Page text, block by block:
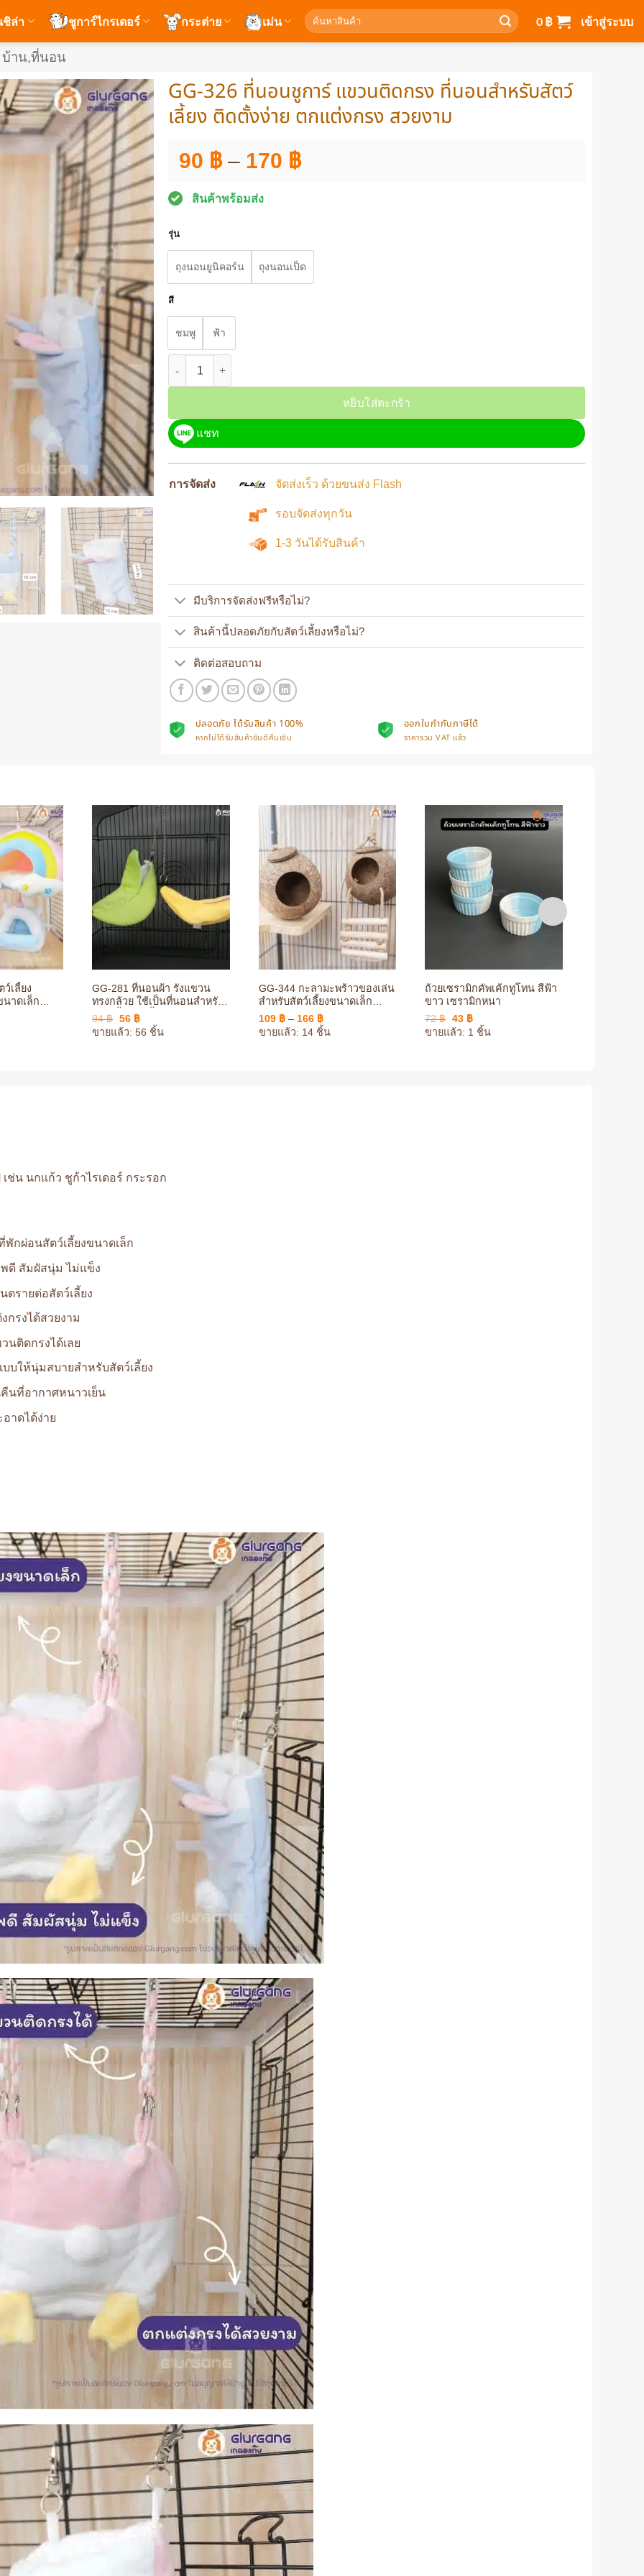
ล่า ชูการ์ไกรเดอร์ กระต่าย เม่น ค้นหา: 0 ฿ เข้าสู่ระบบ
บ้าน,ที่นอน
GG-326 ที่นอนชูการ์ แขวนติดกรง ที่นอนสำหรับสัตว์
เลี้ยง ติดตั้งง่าย ตกแต่งกรง สวยงาม
90 ฿ – 170 ฿Price
170 ฿
สินค้าพร้อมส่ง
รุ่น
ถุงนอนยูนิคอร์น ถุงนอนเป็ด
สี
ชมพู ฟ้า
หยิบใส่ตะกร้า
แชท
การจัดส่ง จัดส่งเร็ว ด้วยขนส่ง Flash
รอบจัดส่งทุกวัน
1-3 วันได้รับสินค้า
มีบริการจัดส่งฟรีหรือไม่?
สินค้านี้ปลอดภัยกับสัตว์เลี้ยงหรือไม่?
ติดต่อสอบถาม
ปลอดภัย ได้รับสินค้า 100%
หากไม่ได้รับสินค้ายินดีคืนเงิน
ออกใบกำกับภาษีได้
ราคารวม VAT แล้ว
เลี้ยง
นาดเล็ก
GG-281 ที่นอนผ้า รังแขวน
ทรงกล้วย ใช้เป็นที่นอนสำหรับ
สัตว์เลี้ยง ติดตั้งง่าย ตกแต่งกรง
ให้สวยงาม
94฿ Original
price
was:
56 ฿Current
price
is:
ขายแล้ว: 56 ชิ้น
GG-344 กะลามะพร้าวของเล่น
สำหรับสัตว์เลี้ยงขนาดเล็ก
แขวนกรง ตกแต่งกรง สวยงาม
109 ฿ – 166 ฿Price
range:
109 ฿
ขายแล้ว: 14 ชิ้น
ถ้วยเซรามิกคัพเค้กทูโทน สีฟ้า
ขาว เซรามิกหนา
72฿ Original
price
was:
43 ฿Current
price
is:
ขายแล้ว: 1 ชิ้น
ช่น นกแก้ว ชูก้าไรเดอร์ กระรอก
กผ่อนสัตว์เลี้ยงขนาดเล็ก
ดี สัมผัสนุ่ม ไม่แข็ง
ตรายต่อสัตว์เลี้ยง
กรงได้สวยงาม
นติดกรงได้เลย
บให้นุ่มสบายสำหรับสัตว์เลี้ยง
นที่อากาศหนาวเย็น
าดได้ง่าย